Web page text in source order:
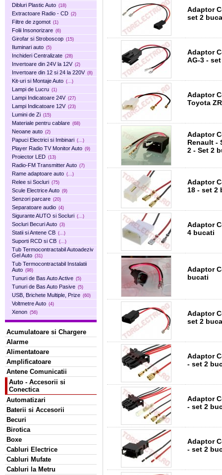
Dibluri Plastic Auto (18)
Extractoare Radio - CD (2)
Filtre de zgomot (1)
Folii Insonorizare (6)
Girofar si Stroboscop (15)
Iluminari auto (5)
Inchideri Centralizate (28)
Invertoare din 24V la 12V (2)
Invertoare din 12 si 24 la 220V (8)
Kit-uri si Montaje Auto (...)
Lampi de Lucru (1)
Lampi Indicatoare 24V (27)
Lampi Indicatoare 12V (23)
Lumini de Zi (15)
Materiale pentru cablare (68)
Neoane auto (2)
Papuci Electrici si Imbinari (...)
Player Radio TV Monitor Auto (9)
Proiector LED (13)
Radio-FM Transmitter Auto (7)
Rame adaptoare auto (...)
Relee si Socluri (75)
Scule Electrice Auto (9)
Senzori parcare (20)
Separatoare audio (4)
Sigurante AUTO si Socluri (...)
Socluri Becuri Auto (3)
Statii si Antene CB (...)
Suporti RCD si CB (...)
Tub Termocontractabil Autoadeziv
Gel Auto (31)
Tub Termocontractabil Instalatii
Auto (98)
Tunuri de Bas Auto Active (5)
Tunuri de Bas Auto Pasive (5)
USB, Brichete Multiple, Prize (60)
Voltmetre Auto (4)
Xenon (56)
Acumulatoare si Chargere
Alarme
Alimentatoare
Amplificatoare
Antene Comunicatii
Auto - Accesorii si
Conectica
Automatizari
Baterii si Accesorii
Becuri
Birotica
Boxe
Cabluri Electrice
Cabluri Mufate
Cabluri la Metru
Adaptor
set 2
Adaptor
AG-3 -
Adaptor
Toyota
Adaptor
Renault -
2 - Set 2
Adaptor
18 - set 2
Adaptor
4 bucati
Adaptor
bucati
Adaptor
set 2
Adaptor
- set 2
Adaptor
- set 2
Adaptor
- set 2